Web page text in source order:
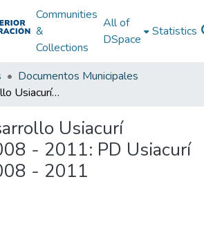
Communities
&
Collections
All of
DSpace
Statistics
Documentos Municipales
Plan de Desarrollo Usiacurí Atlántico 2008 - 2011: PD Usiacurí Atlántico 2008 - 2011
Usiacurí
- 2011: PD Usiacurí
- 2011